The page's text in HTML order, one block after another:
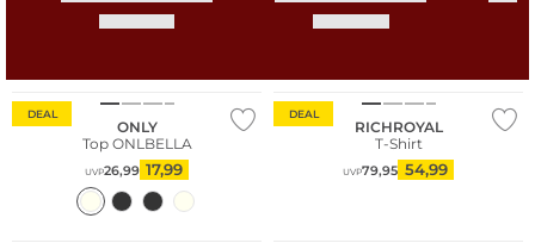
DEAL
ONLY
Top ONLBELLA
UVP26,99 17,99
DEAL
RICHROYAL
T-Shirt
UVP79,95 54,99